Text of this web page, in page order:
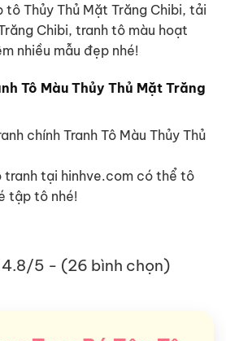
Thủy Thủ Mặt Trăng Chibi, tải
Chibi, tranh tô màu hoạt
nhiều mẫu đẹp nhé!
Tô Màu Thủy Thủ Mặt Trăng
chính Tranh Tô Màu Thủy Thủ
tranh tại hinhve.com có thể tô
tập tô nhé!
4.8/5 - (26 bình chọn)